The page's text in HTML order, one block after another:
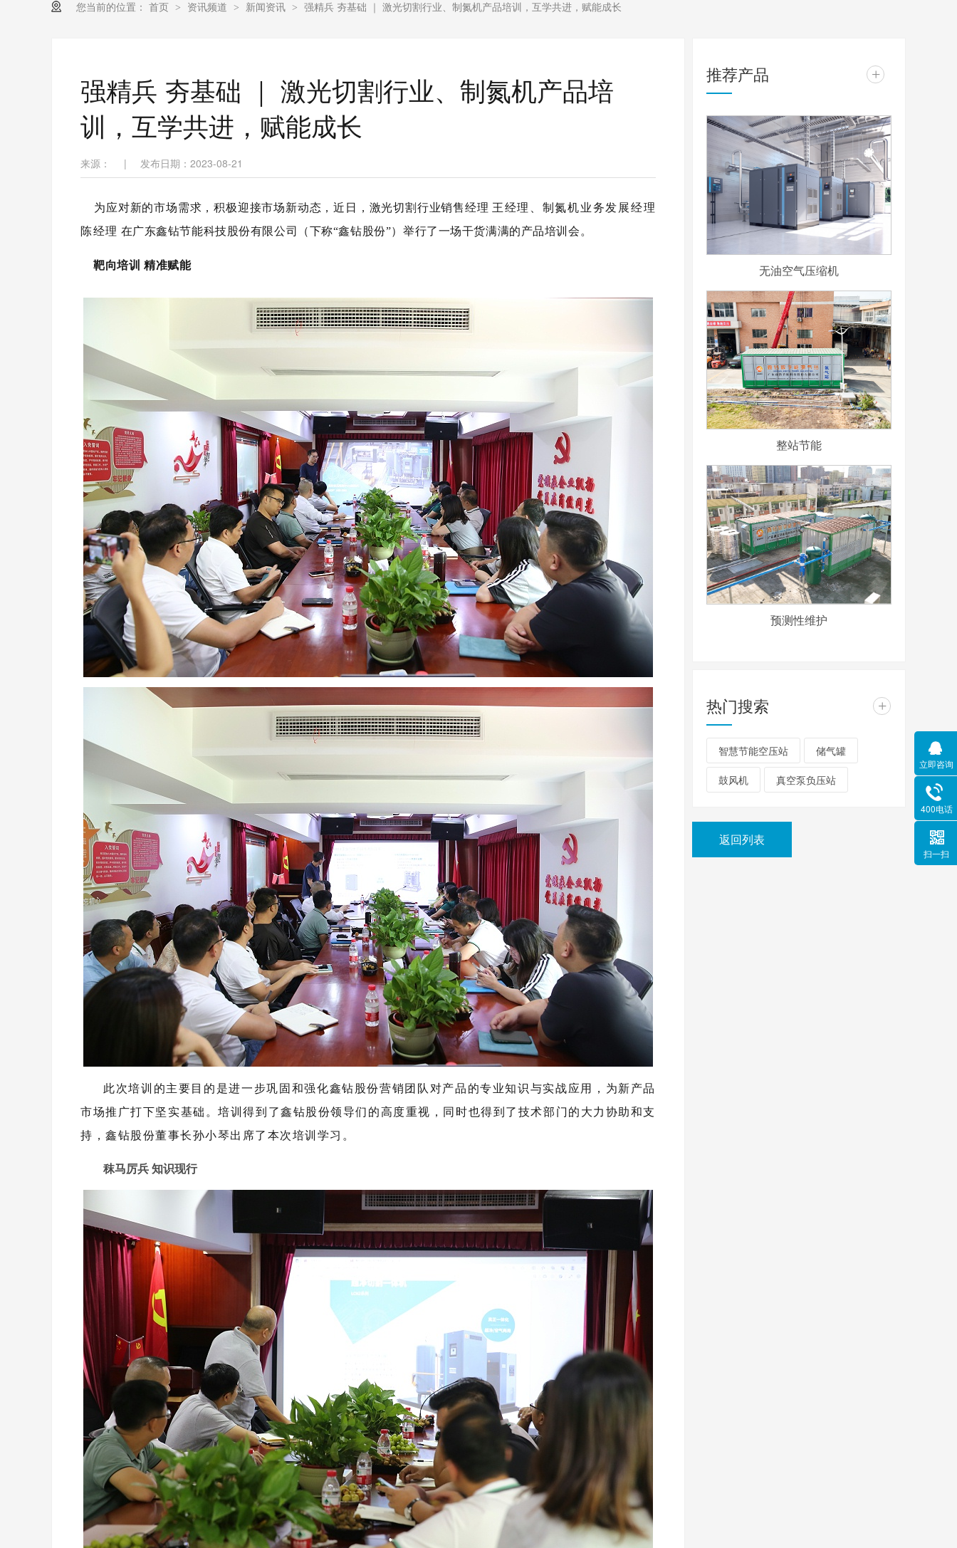
您当前的位置： 首页 > 资讯频道 > 新闻资讯 > 强精兵 夯基础 ｜ 激光切割行业、制氮机产品培训，互学共进，赋能成长
强精兵 夯基础 ｜ 激光切割行业、制氮机产品培
训，互学共进，赋能成长
来源： | 发布日期：2023-08-21
为应对新的市场需求，积极迎接市场新动态，近日，激光切割行业销售经理 王经理、制氮机业务发展经理
陈经理 在广东鑫钻节能科技股份有限公司（下称“鑫钻股份”）举行了一场干货满满的产品培训会。
靶向培训 精准赋能
此次培训的主要目的是进一步巩固和强化鑫钻股份营销团队对产品的专业知识与实战应用，为新产品
市场推广打下坚实基础。培训得到了鑫钻股份领导们的高度重视，同时也得到了技术部门的大力协助和支
持，鑫钻股份董事长孙小琴出席了本次培训学习。
秣马厉兵 知识现行
推荐产品 +
无油空气压缩机
整站节能
预测性维护
热门搜索 +
智慧节能空压站 储气罐
鼓风机 真空泵负压站
返回列表
立即咨询
400电话
扫一扫